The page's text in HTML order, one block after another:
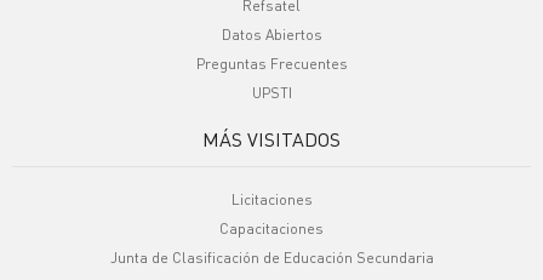
Refsatel
Datos Abiertos
Preguntas Frecuentes
UPSTI
MÁS VISITADOS
Licitaciones
Capacitaciones
Junta de Clasificación de Educación Secundaria